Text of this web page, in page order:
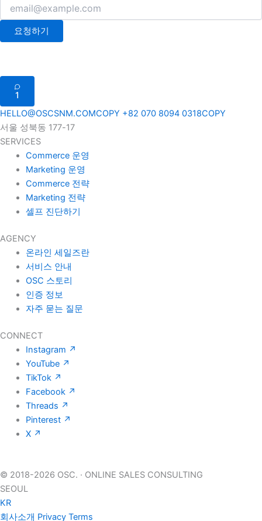
요청하기
1
HELLO@OSCSNM.COMCOPY +82 070 8094 0318COPY
서울 성북동 177-17
SERVICES
Commerce 운영
Marketing 운영
Commerce 전략
Marketing 전략
셀프 진단하기
AGENCY
온라인 세일즈란
서비스 안내
OSC 스토리
인증 정보
자주 묻는 질문
CONNECT
Instagram ↗
YouTube ↗
TikTok ↗
Facebook ↗
Threads ↗
Pinterest ↗
X ↗
© 2018-2026 OSC. · ONLINE SALES CONSULTING
SEOUL
KR
회사소개 Privacy Terms